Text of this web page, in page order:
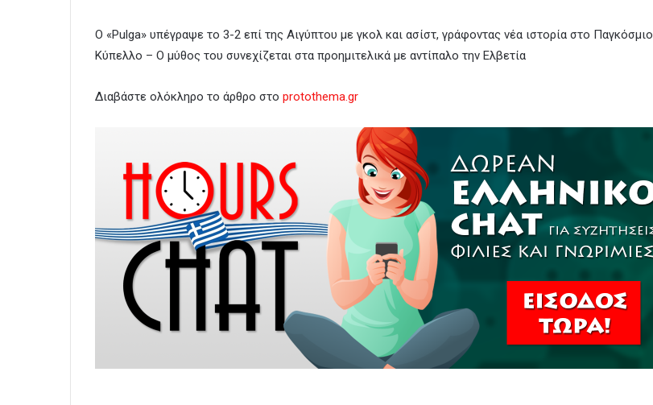
Ο «Pulga» υπέγραψε το 3-2 επί της Αιγύπτου με γκολ και ασίστ, γράφοντας νέα ιστορία στο Παγκόσμιο
Κύπελλο – Ο μύθος του συνεχίζεται στα προημιτελικά με αντίπαλο την Ελβετία
Διαβάστε ολόκληρο το άρθρο στο protothema.gr